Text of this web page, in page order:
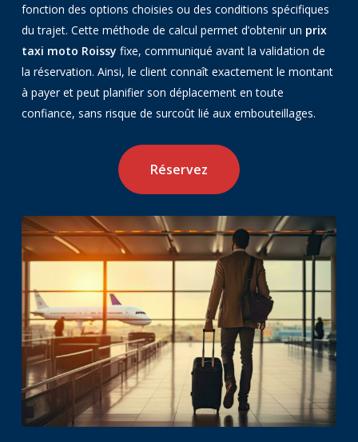
fonction des options choisies ou des conditions spécifiques
du trajet. Cette méthode de calcul permet d’obtenir un prix
taxi moto Roissy fixe, communiqué avant la validation de
la réservation. Ainsi, le client connaît exactement le montant
à payer et peut planifier son déplacement en toute
confiance, sans risque de surcoût lié aux embouteillages.
Réservez